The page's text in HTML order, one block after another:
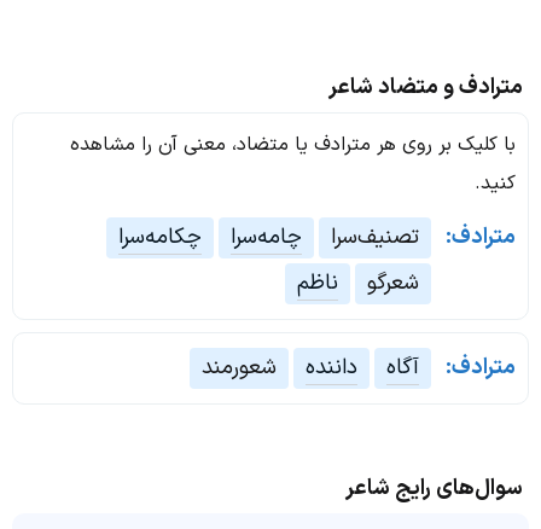
مترادف و متضاد شاعر
با کلیک بر روی هر مترادف یا متضاد، معنی آن را مشاهده
کنید.
مترادف: تصنیف‌سرا چامه‌سرا
چکامه‌سرا
شعرگو
ناظم
مترادف: آگاه داننده شعورمند
سوال‌های رایج شاعر